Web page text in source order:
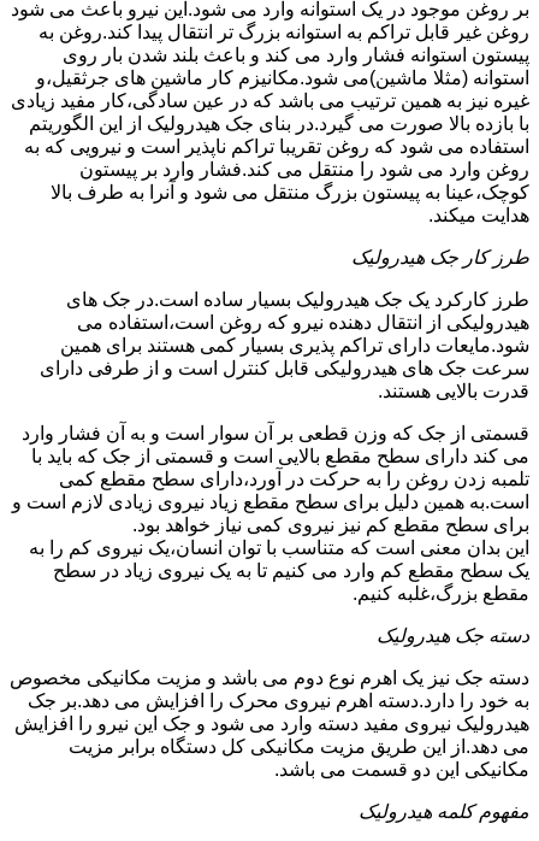
بر روغن موجود در یک استوانه وارد می شود.این نیرو باعث می شود
روغن غیر قابل تراکم به استوانه بزرگ تر انتقال پیدا کند.روغن به
پیستون استوانه فشار وارد می کند و باعث بلند شدن بار روی
استوانه (مثلا ماشین)می شود.مکانیزم کار ماشین های جرثقیل،و
غیره نیز به همین ترتیب می باشد که در عین سادگی،کار مفید زیادی
با بازده بالا صورت می گیرد.در بنای جک هیدرولیک از این الگوریتم
استفاده می شود که روغن تقریبا تراکم ناپذیر است و نیرویی که به
روغن وارد می شود را منتقل می کند.فشار وارد بر پیستون
کوچک،عینا به پیستون بزرگ منتقل می شود و آنرا به طرف بالا
هدایت میکند.
طرز کار جک هیدرولیک
طرز کارکرد یک جک هیدرولیک بسیار ساده است.در جک های
هیدرولیکی از انتقال دهنده نیرو که روغن است،استفاده می
شود.مایعات دارای تراکم پذیری بسیار کمی هستند برای همین
سرعت جک های هیدرولیکی قابل کنترل است و از طرفی دارای
قدرت بالایی هستند.
قسمتی از جک که وزن قطعی بر آن سوار است و به آن فشار وارد
می کند دارای سطح مقطع بالایی است و قسمتی از جک که باید با
تلمبه زدن روغن را به حرکت در آورد،دارای سطح مقطع کمی
است.به همین دلیل برای سطح مقطع زیاد نیروی زیادی لازم است و
برای سطح مقطع کم نیز نیروی کمی نیاز خواهد بود.
این بدان معنی است که متناسب با توان انسان،یک نیروی کم را به
یک سطح مقطع کم وارد می کنیم تا به یک نیروی زیاد در سطح
مقطع بزرگ،غلبه کنیم.
دسته جک هیدرولیک
دسته جک نیز یک اهرم نوع دوم می باشد و مزیت مکانیکی مخصوص
به خود را دارد.دسته اهرم نیروی محرک را افزایش می دهد.بر جک
هیدرولیک نیروی مفید دسته وارد می شود و جک این نیرو را افزایش
می دهد.از این طریق مزیت مکانیکی کل دستگاه برابر مزیت
مکانیکی این دو قسمت می باشد.
مفهوم کلمه هیدرولیک